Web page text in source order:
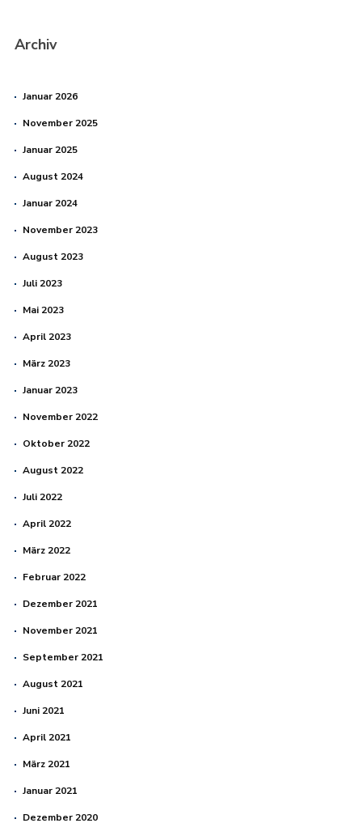
Archiv
Januar 2026
November 2025
Januar 2025
August 2024
Januar 2024
November 2023
August 2023
Juli 2023
Mai 2023
April 2023
März 2023
Januar 2023
November 2022
Oktober 2022
August 2022
Juli 2022
April 2022
März 2022
Februar 2022
Dezember 2021
November 2021
September 2021
August 2021
Juni 2021
April 2021
März 2021
Januar 2021
Dezember 2020